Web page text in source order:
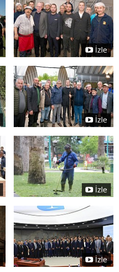
İzle
İzle
İzle
İzle